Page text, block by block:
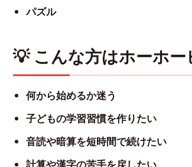
パズル
💡 こんな方はホーホー
何から始めるか迷う
子どもの学習習慣を作りたい
音読や暗算を短時間で続けたい